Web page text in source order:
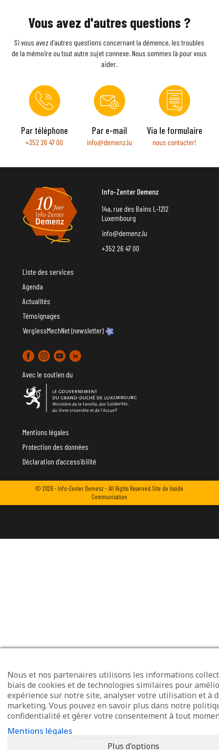
Vous avez d'autres questions ?
Si vous avez d'autres questions concernant la démence, les troubles
de la mémoire ou tout autre sujet connexe. Nous sommes là pour vous
aider.
Par téléphone
+352 26 47 00
Par e-mail
info@demenz.lu
Via le formulaire
nous contacter!
Info-Zenter Demenz
14a, rue des Bains L-1212
Luxembourg
info@demenz.lu
+352 26 47 00
Liste des services
Agenda
Actualités
Témoignages
VergiessMechNet (newsletter)
Avec le soutien du
Mentions légales
Protection des données
Déclaration d’accessibilité
© 2026 - Info-Zenter Demenz - All Rights Reserved. Site de Inside
Communication
Nous et nos partenaires utilisons les informations
biais de cookies et de technologies similaires pour
expérience sur notre site, analyser votre utilisation et à
marketing. Vous pouvez en savoir plus dans notre
confidentialité et gérer votre consentement à tout
Mentions légales
Plus d'options